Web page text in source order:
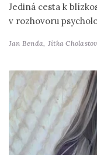
Jediná cesta k
v rozhovoru
Jan Benda, Jitka